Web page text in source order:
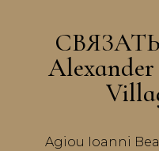
Agiou Ioanni